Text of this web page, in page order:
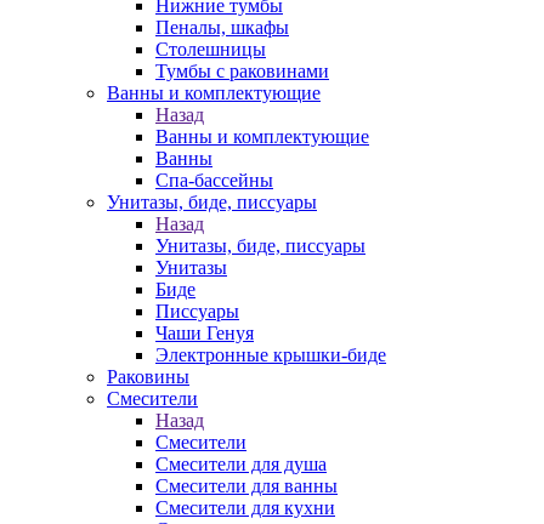
Нижние тумбы
Пеналы, шкафы
Столешницы
Тумбы с раковинами
Ванны и комплектующие
Назад
Ванны и комплектующие
Ванны
Спа-бассейны
Унитазы, биде, писсуары
Назад
Унитазы, биде, писсуары
Унитазы
Биде
Писсуары
Чаши Генуя
Электронные крышки-биде
Раковины
Смесители
Назад
Смесители
Смесители для душа
Смесители для ванны
Смесители для кухни